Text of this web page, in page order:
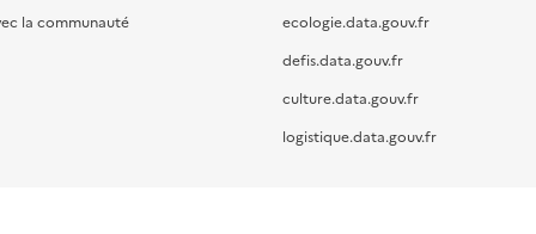
la communauté
ecologie.data.gouv.fr
defis.data.gouv.fr
culture.data.gouv.fr
logistique.data.gouv.fr